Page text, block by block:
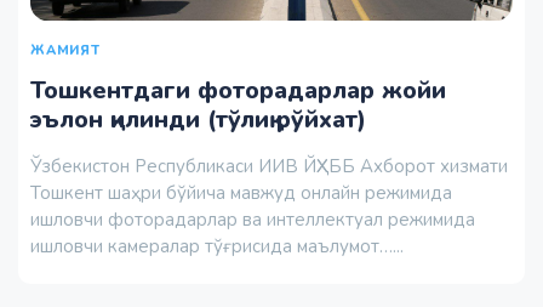
ЖАМИЯТ
Тошкентдаги фоторадарлар жойи
эълон қилинди (тўлиқ рўйхат)
Ўзбекистон Республикаси ИИВ ЙҲХББ Ахборот хизмати
Тошкент шаҳри бўйича мавжуд онлайн режимида
ишловчи фоторадарлар ва интеллектуал режимида
ишловчи камералар тўғрисида маълумот…...